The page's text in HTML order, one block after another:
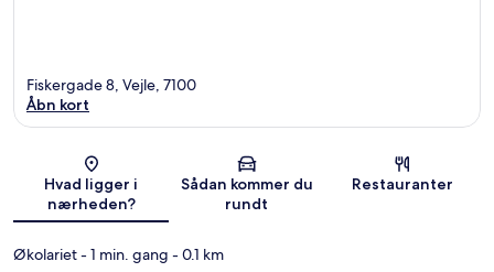
Kort
Fiskergade 8, Vejle, 7100
Åbn kort
Hvad ligger i
nærheden?
Sådan kommer du
rundt
Restauranter
Økolariet- 1 min. gang - 0.1 km